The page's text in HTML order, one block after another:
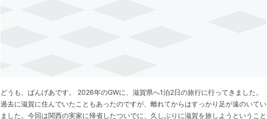
どうも、ぱんげあです。 2026年のGWに、滋賀県へ1泊2日の旅行に行ってきました。
過去に滋賀に住んでいたこともあったのですが、離れてからはすっかり足が遠のいてい
ました。今回は関西の実家に帰省したついでに、久しぶりに滋賀を旅しようということ